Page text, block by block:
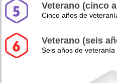
Veterano (cinco
Cinco años de
Veterano (seis
Seis años de